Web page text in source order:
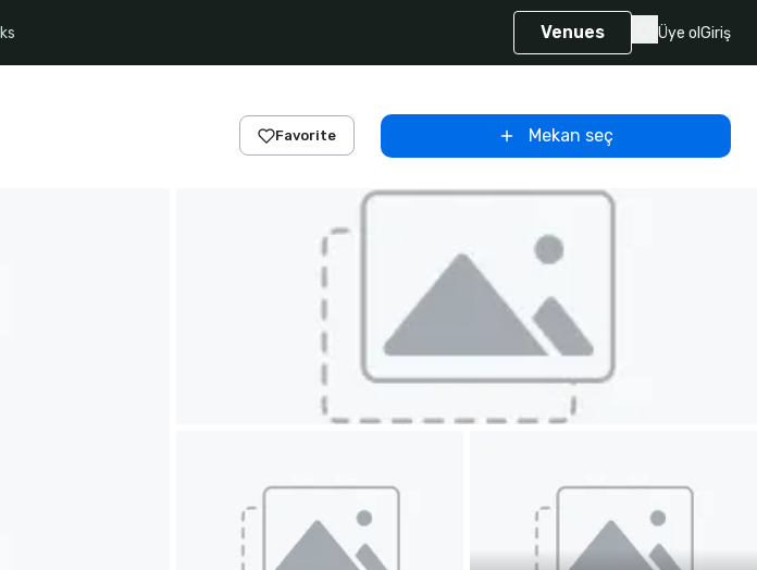
Venues Üye ol Giriş
Favorite Mekan seç